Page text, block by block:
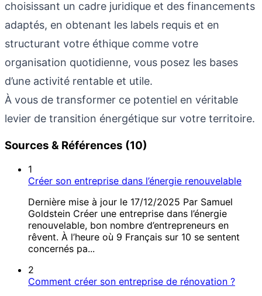
choisissant un cadre juridique et des financements
adaptés, en obtenant les labels requis et en
structurant votre éthique comme votre
organisation quotidienne, vous posez les bases
d’une activité rentable et utile.
À vous de transformer ce potentiel en véritable
levier de transition énergétique sur votre territoire.
Sources & Références (10)
1
Créer son entreprise dans l’énergie renouvelable
Dernière mise à jour le 17/12/2025 Par Samuel
Goldstein Créer une entreprise dans l’énergie
renouvelable, bon nombre d’entrepreneurs en
rêvent. À l’heure où 9 Français sur 10 se sentent
concernés pa...
2
Comment créer son entreprise de rénovation ?